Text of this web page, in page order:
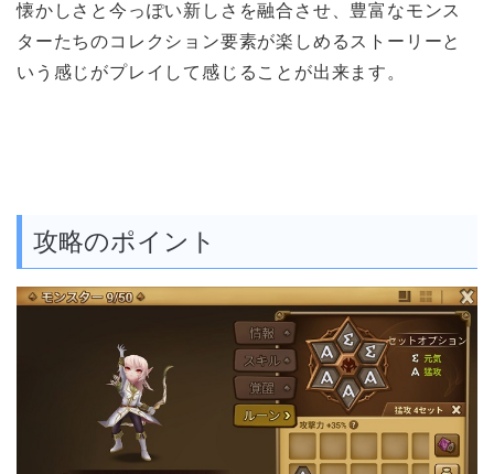
懐かしさと今っぽい新しさを融合させ、豊富なモンス
ターたちのコレクション要素が楽しめるストーリーと
いう感じがプレイして感じることが出来ます。
攻略のポイント